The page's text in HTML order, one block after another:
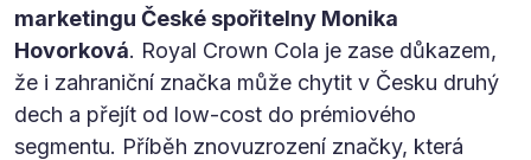
marketingu České spořitelny Monika
Hovorková. Royal Crown Cola je zase důkazem,
že i zahraniční značka může chytit v Česku druhý
dech a přejít od low-cost do prémiového
segmentu. Příběh znovuzrození značky, která